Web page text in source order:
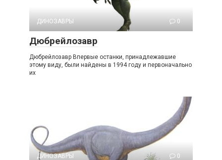
ДИНОЗАВРЫ 0
Дюбрейлозавр
Дюбрейлозавр Впервые останки, принадлежавшие
этому виду, были найдены в 1994 году и первоначально
их
ДИНОЗАВРЫ 0